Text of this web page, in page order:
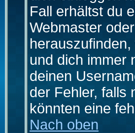
Fall erhältst du
Webmaster
und dich immer
deinen
der Fehler, falls
könnten eine
Nach oben